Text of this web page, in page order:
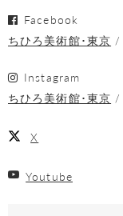
Facebook
ちひろ美術館･東京
Instagram
ちひろ美術館･東京
X
Youtube